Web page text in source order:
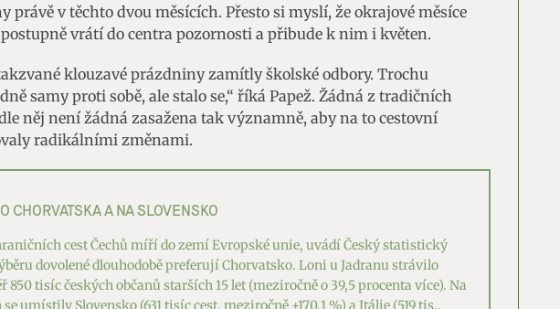
právě v těchto dvou měsících. Přesto si myslí, že okrajové měsíce
postupně vrátí do centra pozornosti a přibude k nim i květen.
klouzavé prázdniny zamítly školské odbory. Trochu
samy proti sobě, ale stalo se,“ říká Papež. Žádná z tradičních
něj není žádná zasažena tak významně, aby na to cestovní
radikálními změnami.
CHORVATSKA A NA SLOVENSKO
cest Čechů míří do zemí Evropské unie, uvádí Český statistický
dovolené dlouhodobě preferují Chorvatsko. Loni u Jadranu strávilo
850 tisíc českých občanů starších 15 let (meziročně o 39,5 procenta více). Na
umístily Slovensko (631 tisíc cest, meziročně +170,1 %) a Itálie (519 tis.,